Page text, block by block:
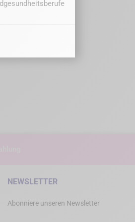
NEWSLETTER
Abonniere unseren Newsletter